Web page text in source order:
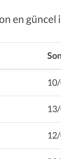
en güncel